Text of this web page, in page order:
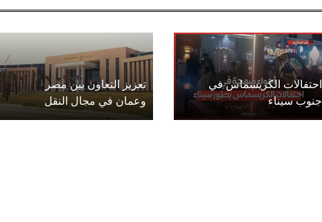
احتفالات الكريسماس في
جنوب سيناء
تعزيز التعاون بين مصر
وعمان في مجال النقل